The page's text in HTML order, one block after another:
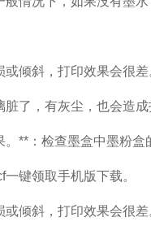
倾斜，打印效果会很差
了，有灰尘，也会造
**：检查墨盒中墨粉
键领取手机版下载。
倾斜，打印效果会很差